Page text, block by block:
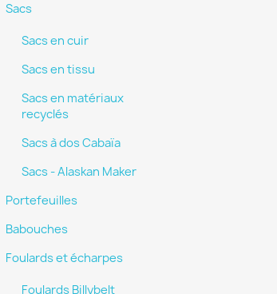
Sacs
Sacs en cuir
Sacs en tissu
Sacs en matériaux
recyclés
Sacs à dos Cabaïa
Sacs - Alaskan Maker
Portefeuilles
Babouches
Foulards et écharpes
Foulards Billybelt